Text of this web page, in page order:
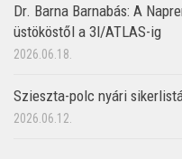
Dr. Barna Barnabás: A
üstököstől a 3I/ATLAS-ig
2026.06.18.
Szieszta-polc nyári
2026.06.12.